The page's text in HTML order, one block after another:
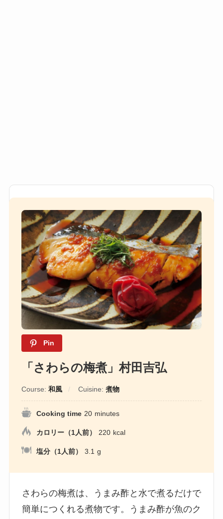
Pin
「さわらの梅煮」村田吉弘
Course: 和風 Cuisine: 煮物
Cooking time 20 minutes
カロリー（1人前） 220 kcal
塩分（1人前） 3.1 g
さわらの梅煮は、うまみ酢と水で煮るだけで
簡単につくれる煮物です。うまみ酢が魚のク